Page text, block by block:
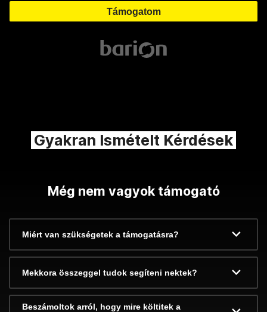
Gyakran Ismételt Kérdések
Még nem vagyok támogató
Miért van szükségetek a támogatásra?
Mekkora összeggel tudok segíteni nektek?
Beszámoltok arról, hogy mire költitek a